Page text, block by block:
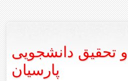
پروژه دانشجویی
مکانیک
علوم انسانی
تحقیق دانشجویی
پارسیان